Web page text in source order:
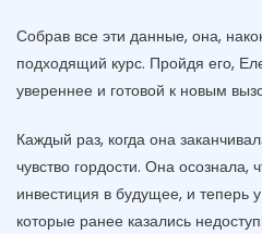
Собрав все эти данные, она,
подходящий курс. Пройдя его,
увереннее и готовой к новым
Каждый раз, когда она
чувство гордости. Она осознала,
инвестиция в будущее, и теперь
которые ранее казались